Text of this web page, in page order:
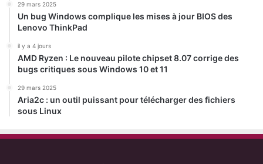
29 mars 2025
Un bug Windows complique les mises à jour BIOS des
Lenovo ThinkPad
il y a 4 jours
AMD Ryzen : Le nouveau pilote chipset 8.07 corrige des
bugs critiques sous Windows 10 et 11
29 mars 2025
Aria2c : un outil puissant pour télécharger des fichiers
sous Linux